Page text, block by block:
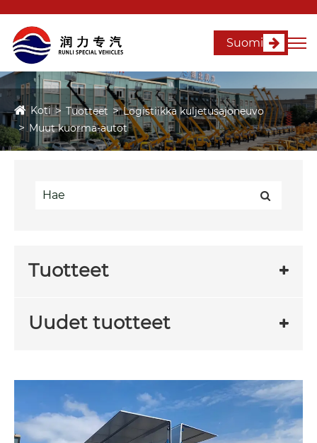
Suomi
Koti Tuotteet
Logistiikka kuljetusajoneuvo
Muut kuorma-autot
Tuotteet
Uudet tuotteet